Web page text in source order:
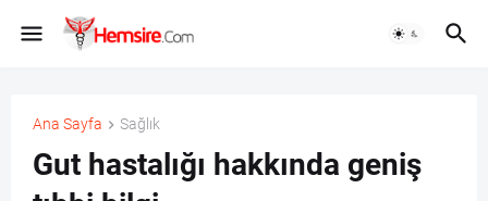
Ana Sayfa Sağlık
Gut hastalığı hakkında geniş